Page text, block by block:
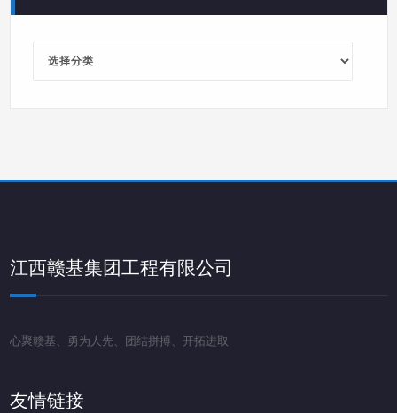
江西赣基集团工程有限公司
心聚赣基、勇为人先、团结拼搏、开拓进取
友情链接